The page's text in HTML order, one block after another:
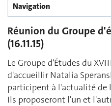
Navigation
Réunion du Groupe
(16.11.15)
Le Groupe d'Études du
d'accueillir Natalia
participent à l'actualité de
Ils proposeront l'un et